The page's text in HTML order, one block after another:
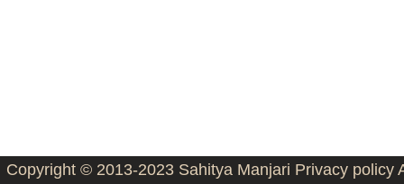
Copyright © 2013-2023 Sahitya Manjari Privacy policy